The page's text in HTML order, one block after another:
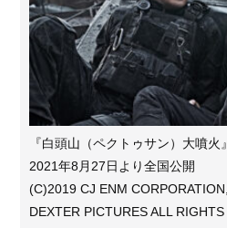
『白頭山（ペクトゥサン）大噴火』
2021年8月27日より全国公開
(C)2019 CJ ENM
DEXTER PICTURES ALL